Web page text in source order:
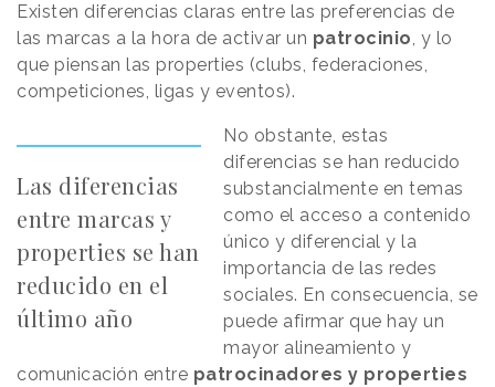
Existen diferencias claras entre las preferencias de
las marcas a la hora de activar un patrocinio, y lo
que piensan las properties (clubs, federaciones,
competiciones, ligas y eventos).
Las diferencias
entre marcas y
properties se han
reducido en el
último año
No obstante, estas
diferencias se han reducido
substancialmente en temas
como el acceso a contenido
único y diferencial y la
importancia de las redes
sociales. En consecuencia, se
puede afirmar que hay un
mayor alineamiento y
comunicación entre patrocinadores y properties